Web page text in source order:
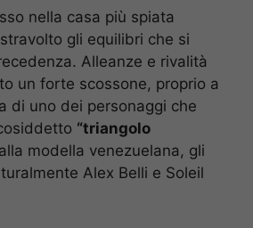
nella casa più spiata
gli equilibri che si
Alleanze e rivalità
un forte scossone, proprio a
di uno dei personaggi che
“triangolo
modella venezuelana, gli
Alex Belli e Soleil